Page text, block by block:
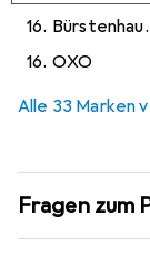
16.
16. OXO
Alle 33 Marken
Fragen zum